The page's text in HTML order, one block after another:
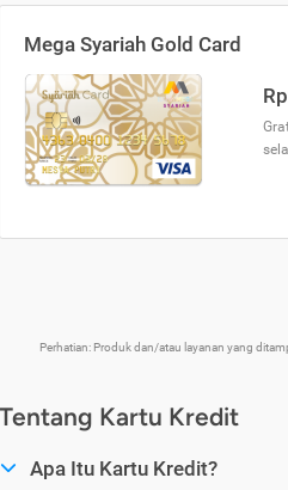
Mega Syariah Gold Card
Perhatian: Produk dan/atau layanan yang
Tentang Kartu Kredit
Apa Itu Kartu Kredit?